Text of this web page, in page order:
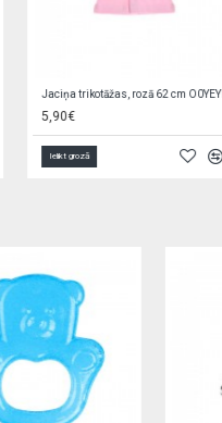
Zīdaiņu cimdiņi-dūraiņi STARS